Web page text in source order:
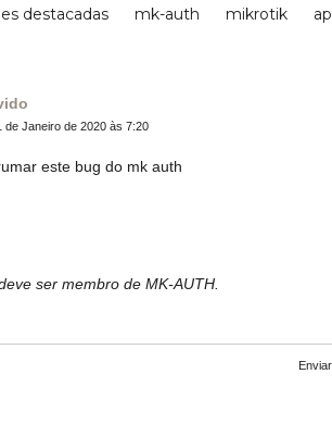
destacadas mk-auth mikrotik
de Janeiro de 2020 às 7:20
este bug do mk auth
ser membro de MK-AUTH.